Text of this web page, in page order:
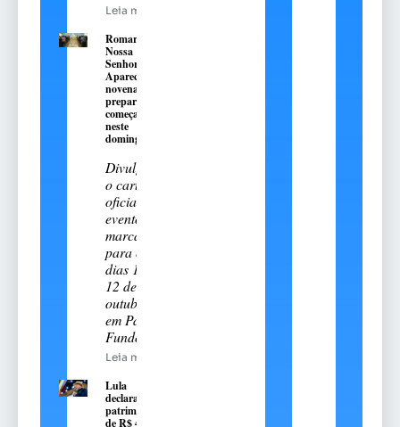
Leia mais
Romaria de
Nossa
Senhora
Aparecida:
novena
preparatória
começa
neste
domingo, 9
Divulgado
o cartal
oficial do
evento
marcado
para os
dias 11 e
12 de
outubro
em Passo
Fundo
Leia mais
Lula
declara
patrimônio
de R$ 4,7